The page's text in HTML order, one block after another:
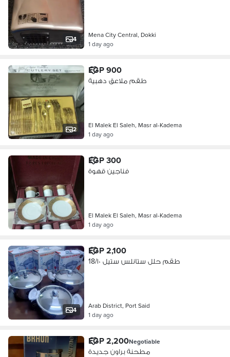
4
Mena City Central, Dokki
1 day ago
2
EGP 900
طقم ملاعق دهبية
El Malek El Saleh, Masr al-Kadema
1 day ago
EGP 300
فناجين قهوة
El Malek El Saleh, Masr al-Kadema
1 day ago
4
EGP 2,100
طقم حلل ستانلس ستيل 18/١٠
Arab District, Port Said
1 day ago
EGP 2,200Negotiable
مطحنة براون جديدة